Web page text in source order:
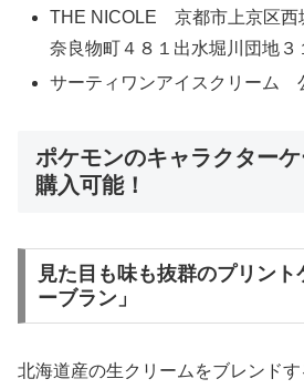
THE NICOLE 京都市上京区西
奈良物町４８１出水堀川団地
サーティワンアイスクリーム
ポケモンのキャラクター
購入可能！
見た目も味も抜群のプリント
ーブラン」
北海道産の生クリームをブレンド